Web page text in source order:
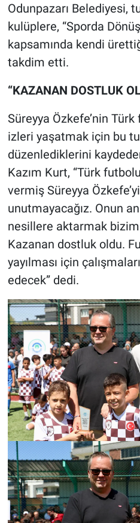
Odunpazarı Belediyesi,
kulüplere, “Sporda
kapsamında kendi
takdim etti.
“KAZANAN DOSTLUK
Süreyya Özkefe’nin Türk
izleri yaşatmak için bu
düzenlediklerini
Kazım Kurt, “Türk
vermiş Süreyya
unutmayacağız. Onun
nesillere aktarmak
Kazanan dostluk oldu.
yayılması için
edecek” dedi.